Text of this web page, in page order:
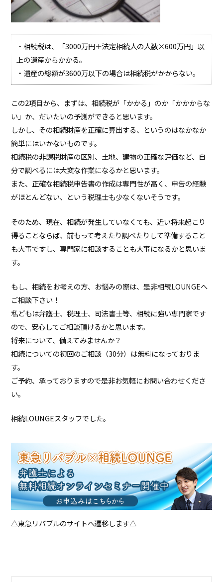
・相続税は、「3000万円＋法定相続人の人数×600万円」以
上の遺産からかかる。
・遺産の総額が3600万以下の場合は相続税がかからない。
この2項目から、まずは、相続税が「かかる」のか「かかからな
い」か、だいたいの予測ができると思います。
しかし、その相続財産を正確に算出する、というのはなかなか
簡単にはいかないものです。
相続税の非課税財産の区別、土地、建物の正確な評価など、自
分で調べるには大変な作業になるかと思います。
また、正確な相続税申告書の作成は専門性が高く、申告の経験
がほとんどない、という税理士も少なくないそうです。
そのため、現在、相続が発生していなくても、近い将来起こり
得ることならば、前もって考えたり調べたりして準備すること
も大事ですし、専門家に相談することも大事になるかと思いま
す。
もし、相続をお考えの方、お悩みの際は、是非相続LOUNGEへ
ご相談下さい！
私どもは弁護士、税理士、司法書士等、相続に強い専門家です
ので、安心してご相談頂けるかと思います。
将来について、備えてみませんか？
相続についての初回のご相談（30分）は無料になっておりま
す。
ご予約、承っておりますので是非お気軽にお問い合わせくださ
い。
相続LOUNGEスタッフでした。
△東急リバブルのサイトへ遷移します△